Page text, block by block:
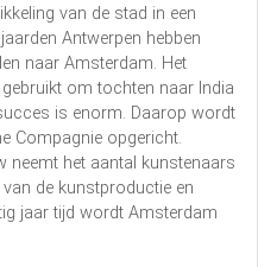
van de stad in een
Antwerpen hebben
naar Amsterdam. Het
om tochten naar India
is enorm. Daarop wordt
Compagnie opgericht.
neemt het aantal kunstenaars
de kunstproductie en
jaar tijd wordt Amsterdam